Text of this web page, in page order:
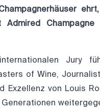
Champagne
Jury
of Wine,
Exzellenz von Louis